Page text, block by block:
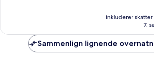
anmeldelser
inkluderer
7.
Sammenlign lignende